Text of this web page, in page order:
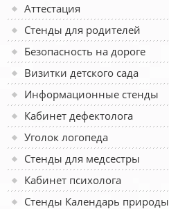
Аттестация
Стенды для родителей
Безопасность на дороге
Визитки детского сада
Информационные стенды
Кабинет дефектолога
Уголок логопеда
Стенды для медсестры
Кабинет психолога
Стенды Календарь природы